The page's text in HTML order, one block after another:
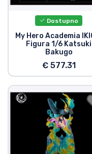
Dostupno
My Hero Academia
Figura 1/6 Katsuki
Bakugo
€ 577.31